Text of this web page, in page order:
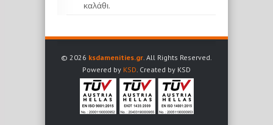
καλάθι.
© 2026 ksdamenities.gr . All Rights Reserved.
Powered by KSD . Created by KSD